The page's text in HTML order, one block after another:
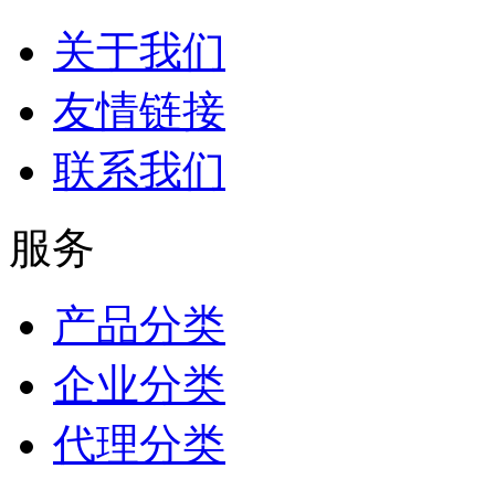
关于我们
友情链接
联系我们
服务
产品分类
企业分类
代理分类